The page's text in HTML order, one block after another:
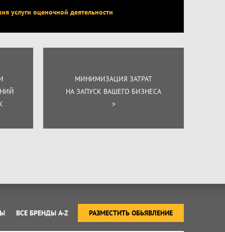
услуги оценочной деятельности
МИНИМИЗАЦИЯ ЗАТРАТ
НА ЗАПУСК ВАШЕГО БИЗНЕСА
>
РАЗМЕСТИТЬ ОБЬЯВЛЕНИЕ
ВСЕ БРЕНДЫ A-Z